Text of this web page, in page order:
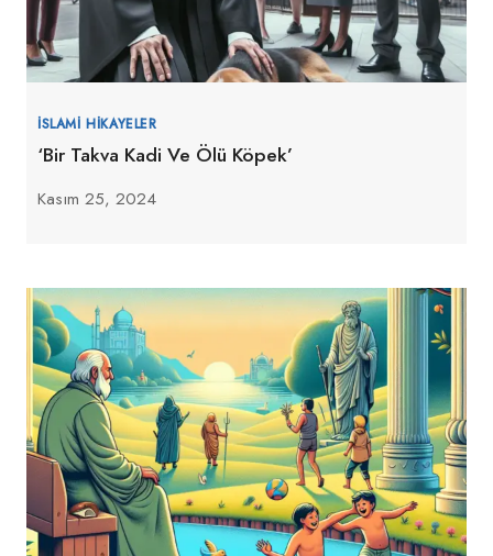
İSLAMI HIKAYELER
‘Bir Takva Kadi Ve Ölü Köpek’
Kasım 25, 2024